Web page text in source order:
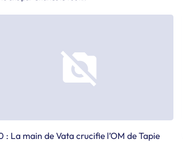
: La main de Vata crucifie l’OM de Tapie